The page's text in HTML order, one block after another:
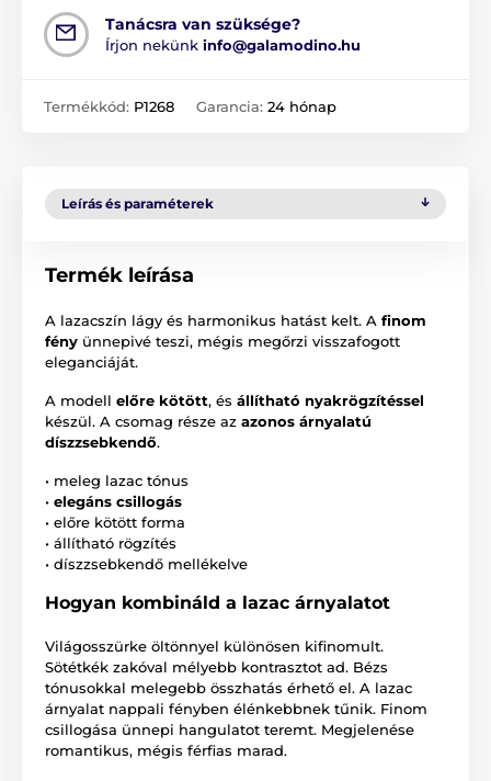
Tanácsra van szüksége?
Írjon nekünk info@galamodino.hu
Termékkód: P1268 Garancia: 24 hónap
Leírás és paraméterek
Termék leírása
A lazacszín lágy és harmonikus hatást kelt. A finom
fény ünnepivé teszi, mégis megőrzi visszafogott
eleganciáját.
A modell előre kötött, és állítható nyakrögzítéssel
készül. A csomag része az azonos árnyalatú
díszzsebkendő.
• meleg lazac tónus
• elegáns csillogás
• előre kötött forma
• állítható rögzítés
• díszzsebkendő mellékelve
Hogyan kombináld a lazac árnyalatot
Világosszürke öltönnyel különösen kifinomult.
Sötétkék zakóval mélyebb kontrasztot ad. Bézs
tónusokkal melegebb összhatás érhető el. A lazac
árnyalat nappali fényben élénkebbnek tűnik. Finom
csillogása ünnepi hangulatot teremt. Megjelenése
romantikus, mégis férfias marad.